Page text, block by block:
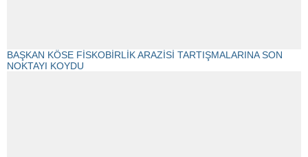
BAŞKAN KÖSE FİSKOBİRLİK ARAZİSİ TARTIŞMALARINA SON
NOKTAYI KOYDU